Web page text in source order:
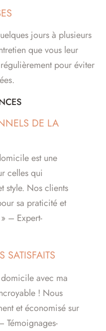
jours à plusieurs
que vous leur
pour éviter
DE LA
est une
celles qui
style. Nos clients
sa praticité et
– Expert-
SATISFAITS
domicile avec ma
! Nous
et économisé sur
Témoignages-